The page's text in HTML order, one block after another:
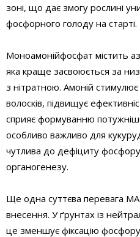
зоні, що дає змогу рослині
фосфорного голоду на старті.
Моноамонійфосфат містить
яка краще засвоюється за
з нітратною. Амоній
волосків, підвищує
сприяє формуванню
особливо важливо для
чутлива до дефіциту
органогенезу.
Ще одна суттєва перевага
внесення. У ґрунтах із
це зменшує фіксацію фосфору